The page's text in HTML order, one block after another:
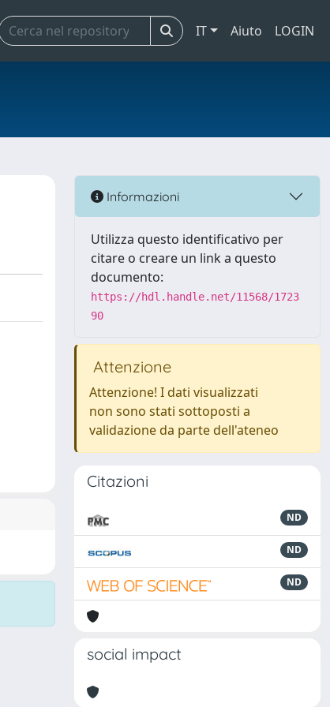
IT Aiuto LOGIN
Informazioni
Utilizza questo identificativo per
citare o creare un link a questo
documento:
https://hdl.handle.net/11568/1723
90
Attenzione
Attenzione! I dati visualizzati
non sono stati sottoposti a
validazione da parte dell'ateneo
Citazioni
ND
ND
ND
social impact